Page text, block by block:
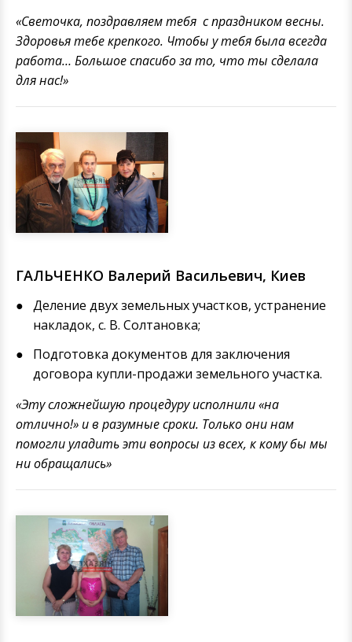
«Светочка, поздравляем тебя с праздником весны.
Здоровья тебе крепкого. Чтобы у тебя была всегда
работа… Большое спасибо за то, что ты сделала
для нас!»
ГАЛЬЧЕНКО Валерий Васильевич, Киев
Деление двух земельных участков, устранение
накладок, с. В. Солтановка;
Подготовка документов для заключения
договора купли-продажи земельного участка.
«Эту сложнейшую процедуру исполнили «на
отлично!» и в разумные сроки. Только они нам
помогли уладить эти вопросы из всех, к кому бы мы
ни обращались»